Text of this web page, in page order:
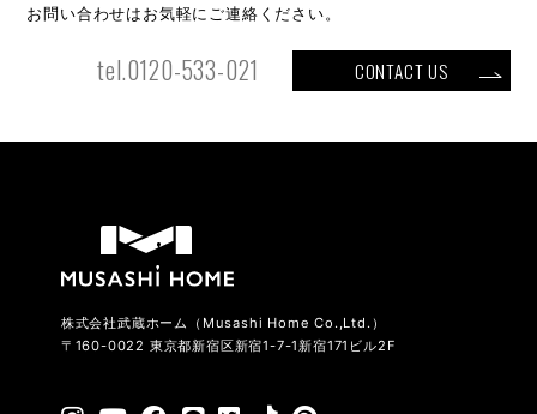
お問い合わせはお気軽にご連絡ください。
tel.0120-533-021 CONTACT US
株式会社武蔵ホーム（Musashi Home Co.,Ltd.）
〒160-0022 東京都新宿区新宿1-7-1新宿171ビル2F